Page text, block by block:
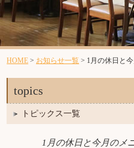
HOME > お知らせ一覧 > 1月の休日と
topics
トピックス一覧
1月の休日と今月のメ